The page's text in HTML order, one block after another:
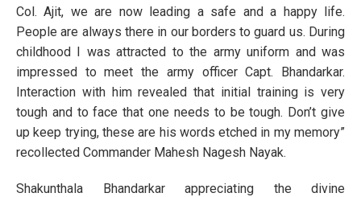
Col. Ajit, we are now leading a safe and a happy life.
People are always there in our borders to guard us. During
childhood I was attracted to the army uniform and was
impressed to meet the army officer Capt. Bhandarkar.
Interaction with him revealed that initial training is very
tough and to face that one needs to be tough. Don’t give
up keep trying, these are his words etched in my memory”
recollected Commander Mahesh Nagesh Nayak.
Shakunthala Bhandarkar appreciating the divine